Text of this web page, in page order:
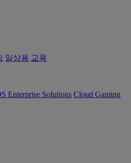
일상용 교육
Enterprise Solutions Cloud Gaming